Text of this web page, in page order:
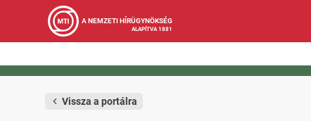
A NEMZETI HÍRÜGYNÖKSÉG
ALAPÍTVA 1881
Vissza a portálra